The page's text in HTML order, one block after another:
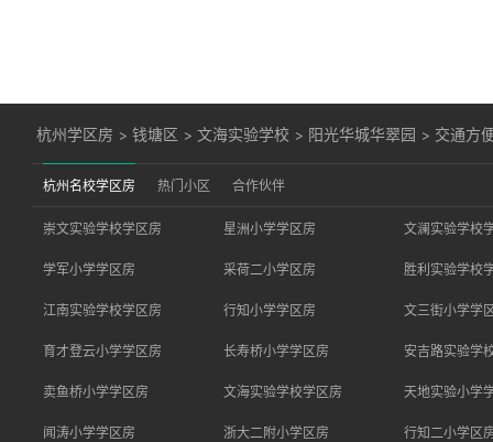
杭州学区房 >钱塘区 >文海实验学校 > 阳光华城华翠园 > 交通方
杭州名校学区房 热门小区 合作伙伴
崇文实验学校学区房 星洲小学学区房 文澜实验学校
学军小学学区房 采荷二小学区房 胜利实验学校
江南实验学校学区房 行知小学学区房 文三街小学学
育才登云小学学区房 长寿桥小学学区房 安吉路实验学
卖鱼桥小学学区房 文海实验学校学区房 天地实验小学
闻涛小学学区房 浙大二附小学区房 行知二小学区